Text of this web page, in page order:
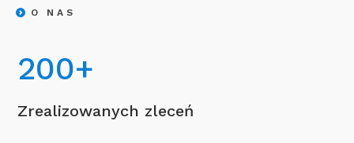
O NAS
200+
Zrealizowanych zleceń